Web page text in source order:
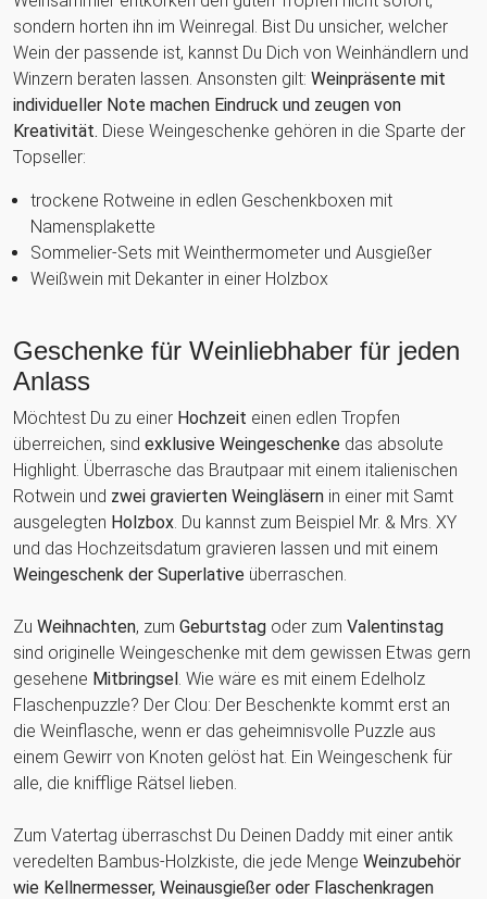
sondern horten ihn im Weinregal. Bist Du unsicher, welcher
Wein der passende ist, kannst Du Dich von Weinhändlern und
Winzern beraten lassen. Ansonsten gilt: Weinpräsente mit
individueller Note machen Eindruck und zeugen von
Kreativität. Diese Weingeschenke gehören in die Sparte der
Topseller:
trockene Rotweine in edlen Geschenkboxen mit
Namensplakette
Sommelier-Sets mit Weinthermometer und Ausgießer
Weißwein mit Dekanter in einer Holzbox
Geschenke für Weinliebhaber für jeden
Anlass
Möchtest Du zu einer Hochzeit einen edlen Tropfen
überreichen, sind exklusive Weingeschenke das absolute
Highlight. Überrasche das Brautpaar mit einem italienischen
Rotwein und zwei gravierten Weingläsern in einer mit Samt
ausgelegten Holzbox . Du kannst zum Beispiel Mr. & Mrs. XY
und das Hochzeitsdatum gravieren lassen und mit einem
Weingeschenk der Superlative überraschen.
Zu Weihnachten, zum Geburtstag oder zum Valentinstag
sind originelle Weingeschenke mit dem gewissen Etwas gern
gesehene Mitbringsel . Wie wäre es mit einem Edelholz
Flaschenpuzzle? Der Clou: Der Beschenkte kommt erst an
die Weinflasche, wenn er das geheimnisvolle Puzzle aus
einem Gewirr von Knoten gelöst hat. Ein Weingeschenk für
alle, die knifflige Rätsel lieben.
Zum Vatertag überraschst Du Deinen Daddy mit einer antik
veredelten Bambus-Holzkiste, die jede Menge Weinzubehör
wie Kellnermesser, Weinausgießer oder Flaschenkragen